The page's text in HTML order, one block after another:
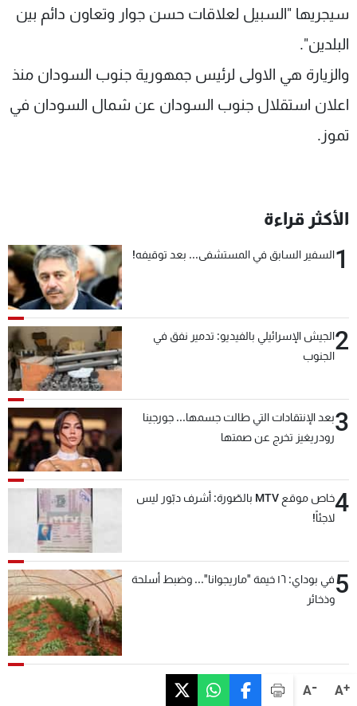
A+
A-
سيجريها "السبيل لعلاقات حسن جوار وتعاون دائم بين
البلدين".
والزيارة هي الاولى لرئيس جمهورية جنوب السودان منذ
اعلان استقلال جنوب السودان عن شمال السودان في
تموز.
الأكثر قراءة
1السفير السابق في المستشفى... بعد توقيفه!
2الجيش الإسرائيلي بالفيديو: تدمير نفق في
الجنوب
3بعد الإنتقادات التي طالت جسمها... جورجينا
رودريغيز تخرج عن صمتها
4
خاص موقع MTV بالصّورة: أشرف دبّور ليس
لاجئاً!
5
في بوداي: ١٦ خيمة "ماريجوانا"... وضبط أسلحة
وذخائر
شاهد البرامج
عن MTV
الإنـتـاج
لاعلاناتكم
وظائف
تواصل معنا
شروط الإسـتخدام